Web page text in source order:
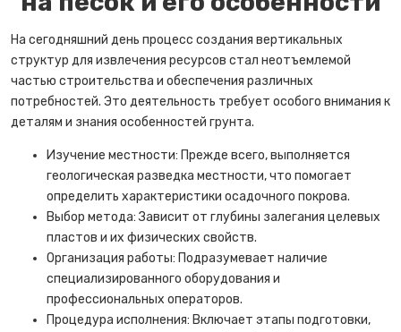
На сегодняшний день процесс создания вертикальных
структур для извлечения ресурсов стал неотъемлемой
частью строительства и обеспечения различных
потребностей. Это деятельность требует особого внимания к
деталям и знания особенностей грунта.
Изучение местности: Прежде всего, выполняется
геологическая разведка местности, что помогает
определить характеристики осадочного покрова.
Выбор метода: Зависит от глубины залегания целевых
пластов и их физических свойств.
Организация работы: Подразумевает наличие
специализированного оборудования и
профессиональных операторов.
Процедура исполнения: Включает этапы подготовки,